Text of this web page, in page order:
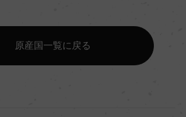
原産国一覧に戻る